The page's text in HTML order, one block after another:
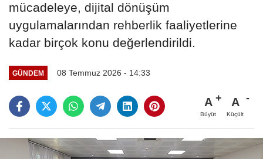
mücadeleye, dijital dönüşüm
uygulamalarından rehberlik faaliyetlerine
kadar birçok konu değerlendirildi.
GÜNDEM 08 Temmuz 2026 - 14:33
A
Büyüt
A
Küçült